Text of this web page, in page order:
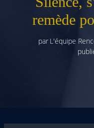
remède
par L'équipe